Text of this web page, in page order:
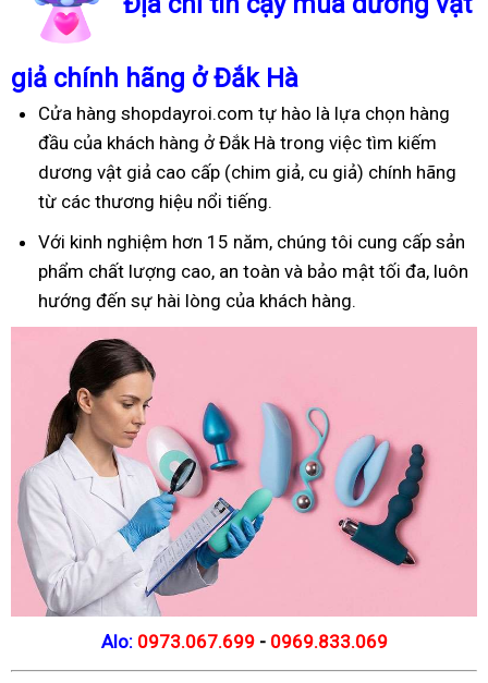
giả chính hãng ở Đắk Hà
Cửa hàng shopdayroi.com tự hào là lựa chọn hàng
đầu của khách hàng ở Đắk Hà trong việc tìm kiếm
dương vật giả cao cấp (chim giả, cu giả) chính hãng
từ các thương hiệu nổi tiếng.
Với kinh nghiệm hơn 15 năm, chúng tôi cung cấp sản
phẩm chất lượng cao, an toàn và bảo mật tối đa, luôn
hướng đến sự hài lòng của khách hàng.
Alo: 0973.067.699 - 0969.833.069